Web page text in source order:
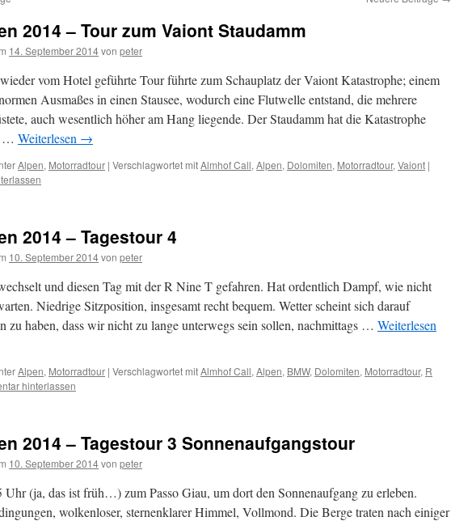
2014 – Tour zum Vaiont Staudamm
14. September 2014von peter
vom Hotel geführte Tour führte zum Schauplatz der Vaiont Katastrophe; einem
Ausmaßes in einen Stausee, wodurch eine Flutwelle entstand, die mehrere
auch wesentlich höher am Hang liegende. Der Staudamm hat die Katastrophe
… Weiterlesen →
Alpen, Motorradtour | Verschlagwortet mitAlmhof Call, Alpen, Dolomiten, Motorradtour, Vaiont |
2014 – Tagestour 4
10. September 2014von peter
und diesen Tag mit der R Nine T gefahren. Hat ordentlich Dampf, wie nicht
Niedrige Sitzposition, insgesamt recht bequem. Wetter scheint sich darauf
zu haben, dass wir nicht zu lange unterwegs sein sollen, nachmittags … Weiterlesen
Alpen, Motorradtour | Verschlagwortet mitAlmhof Call, Alpen, BMW, Dolomiten, Motorradtour, R
hinterlassen
2014 – Tagestour 3 Sonnenaufgangstour
10. September 2014von peter
Uhr (ja, das ist früh…) zum Passo Giau, um dort den Sonnenaufgang zu erleben.
wolkenloser, sternenklarer Himmel, Vollmond. Die Berge traten nach einiger